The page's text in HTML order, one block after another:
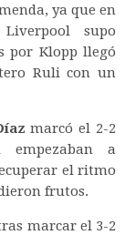
ya que en
supo
por Klopp llegó
Ruli con un
marcó el 2-2
a
el ritmo
frutos.
marcar el 3-2